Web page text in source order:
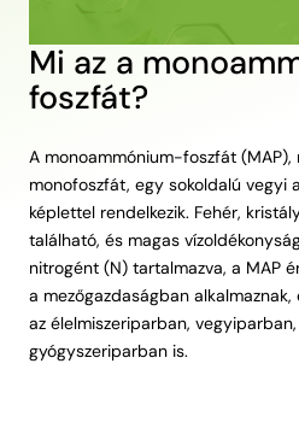
Mi az a
foszfát?
A monoammónium-foszfát
monofoszfát, egy sokoldalú vegyi
képlettel rendelkezik. Fehér,
található, és magas
nitrogént (N) tartalmazva, a MAP
a mezőgazdaságban
az élelmiszeriparban,
gyógyszeriparban is.